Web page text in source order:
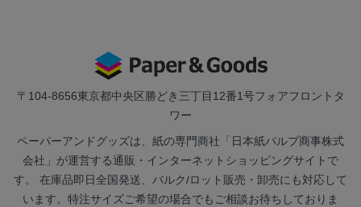
〒104-8656東京都中央区勝どき三丁目12番1号フォアフロントタ
ワー
ペーパーアンドグッズは、紙の専門商社「日本紙パルプ商事株式
会社」が運営する通販・インターネットショッピングサイトで
す。 在庫品即日全国発送、バルク/ロット販売・卸売にも対応して
います。特注サイズご希望の場合でもご相談お待ちしておりま